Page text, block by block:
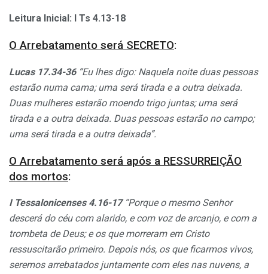
Leitura Inicial: I Ts 4.13-18
O Arrebatamento será SECRETO:
Lucas 17.34-36 “Eu lhes digo: Naquela noite duas pessoas
estarão numa cama; uma será tirada e a outra deixada.
Duas mulheres estarão moendo trigo juntas; uma será
tirada e a outra deixada. Duas pessoas estarão no campo;
uma será tirada e a outra deixada”.
O Arrebatamento será após a RESSURREIÇÃO
dos mortos:
I Tessalonicenses 4.16-17 “Porque o mesmo Senhor
descerá do céu com alarido, e com voz de arcanjo, e com a
trombeta de Deus; e os que morreram em Cristo
ressuscitarão primeiro. Depois nós, os que ficarmos vivos,
seremos arrebatados juntamente com eles nas nuvens, a